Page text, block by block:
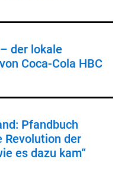
der lokale
Coca-Cola HBC
Pfandbuch
Revolution der
es dazu kam“